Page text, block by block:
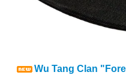
Wu Tang Clan